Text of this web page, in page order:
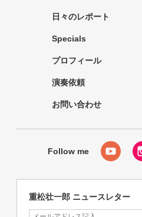
日々のレポート
Specials
プロフィール
演奏依頼
お問い合わせ
重松壮一郎 ニュースレター